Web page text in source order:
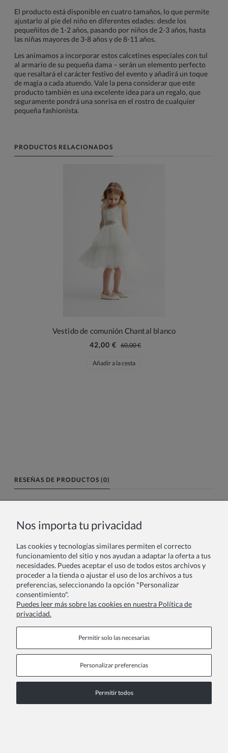
El producto está disponible en cuatro tamaños, lo que permite
ajustarlo al pie del niño en diferentes edades: desde los
pequeñitos de 1-2 años, pasando por niños de 2-3 años, hasta
las niñas mayores de 3-8 años y de 8-11 años.
Les animamos a incorporar estos calcetines especiales con tul
al armario de su pequeña dama – serán un elemento perfecto
que resaltará el carácter festivo del evento y añadirá un toque
de magia a cada atuendo. Vale la pena considerar que este
producto también es una excelente idea para un regalo, que
seguramente pondrá una sonrisa en el rostro de cualquier
pequeña fashionista.
PRODUCTOS RELACIONADOS
Vestido de comunión Chantal blanco
42,00 € 60,00 €
Añadir a la cesta
RESEÑAS DE PRODUCTOS (0)
Tu reseña:
Páginas de información
Nos importa tu privacidad
Las cookies y tecnologías similares permiten el correcto
funcionamiento del sitio y nos ayudan a adaptar la oferta a tus
necesidades. Puedes aceptar el uso de todos estos archivos y
proceder a la tienda o ajustar el uso de los archivos a tus
preferencias, seleccionando la opción "Personalizar
consentimiento".
Puedes leer más sobre las cookies en nuestra Política de
privacidad.
Permitir solo las necesarias
Personalizar preferencias
Permitir todos